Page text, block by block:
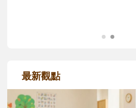
最新觀點